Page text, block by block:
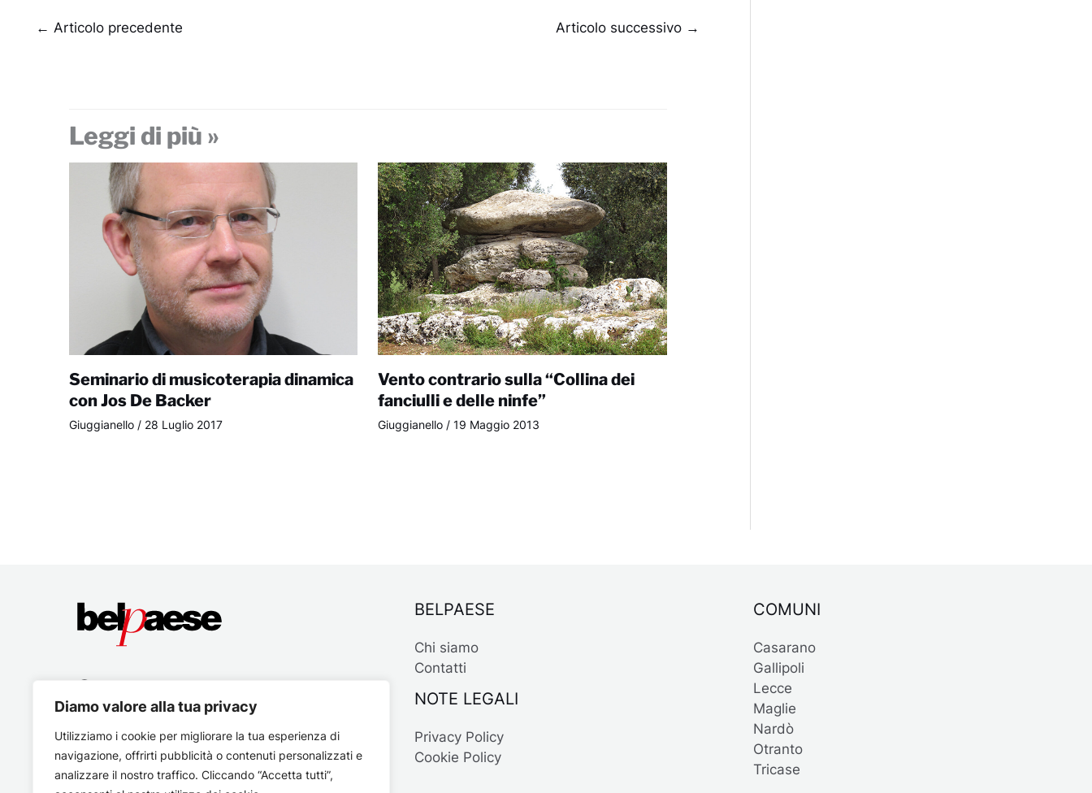
Diamo valore alla tua privacy
Utilizziamo i cookie per migliorare la tua esperienza di
navigazione, offrirti pubblicità o contenuti personalizzati e
analizzare il nostro traffico. Cliccando “Accetta tutti”,
← Articolo precedente Articolo successivo →
Leggi di più »
Seminario di musicoterapia dinamica
con Jos De Backer
Giuggianello/ 28 Luglio 2017
Vento contrario sulla “Collina dei
fanciulli e delle ninfe”
Giuggianello / 19 Maggio 2013
BELPAESE
Chi siamo
Contatti
NOTE LEGALI
Privacy Policy
Cookie Policy
COMUNI
Casarano
Gallipoli
Lecce
Maglie
Nardò
Otranto
Tricase